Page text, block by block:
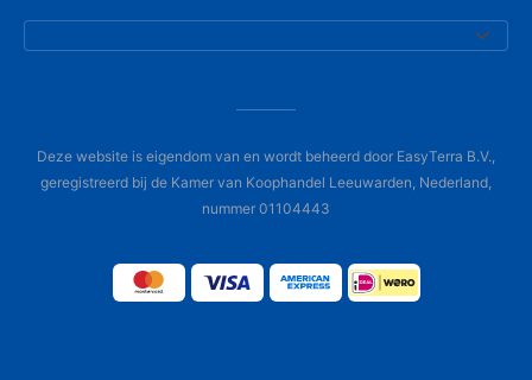
Deze website is eigendom van en wordt beheerd door EasyTerra B.V.,
geregistreerd bij de Kamer van Koophandel Leeuwarden, Nederland,
nummer 01104443